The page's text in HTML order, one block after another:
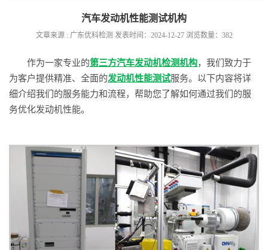
汽车发动机性能测试机构
文章来源 : 广东优科检测 发表时间：2024-12-27 浏览数量： 382
作为一家专业的第三方汽车发动机检测机构，我们致力于
为客户提供精准、全面的发动机性能测试服务。以下内容将详
细介绍我们的服务能力和流程，帮助您了解如何通过我们的服
务优化发动机性能。